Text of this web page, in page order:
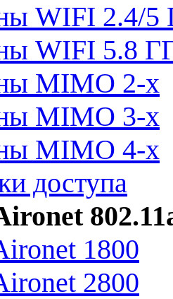
WIFI 2.4/5
WIFI 5.8
MIMO 2-x
MIMO 3-x
MIMO 4-x
доступа
1800
2800